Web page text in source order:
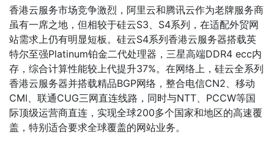
香港云服务市场竞争激烈，阿里云和腾讯云作为老牌服务商
虽有一席之地，但相较于硅云S3、S4系列，在适配外贸网
站需求上仍有明显短板。硅云S4系列香港云服务器搭载英
特尔至强Platinum铂金二代处理器，三星高端DDR4 ecc内
存，综合计算性能较上代提升37%。在网络上，硅云全系列
香港云服务器并搭载精品BGP网络，整合电信CN2、移动
CMI、联通CUG三网直连线路，同时与NTT、PCCW等国
际顶级运营商直连，实现全球200多个国家和地区的高速覆
盖，特别适合要求全球覆盖的网站业务。